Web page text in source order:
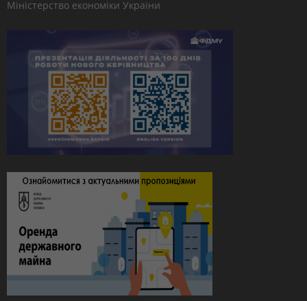
Міністерство економіки України